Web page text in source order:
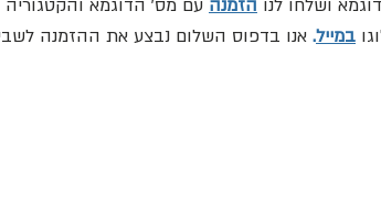
ושלחו לנו הזמנה עם מס' הדוגמא
במייל. אנו בדפוס השלום נבצע את ההזמנה